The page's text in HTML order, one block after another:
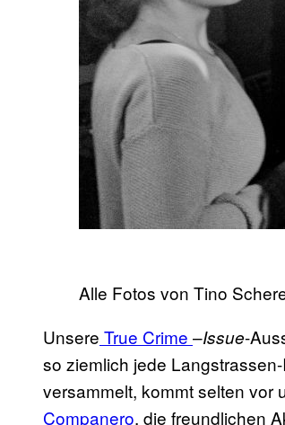
Alle Fotos von Tino
​Unsere True Crime –Issue-
so ziemlich jede
versammelt, kommt selten vor
Companero, die freundlichen